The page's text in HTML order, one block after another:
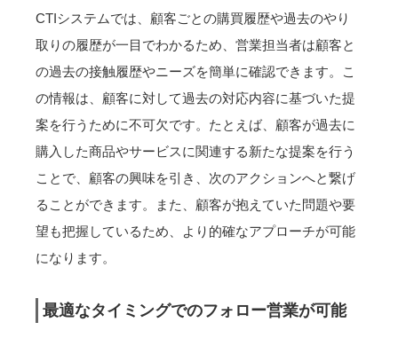
CTIシステムでは、顧客ごとの購買履歴や過去のやり
取りの履歴が一目でわかるため、営業担当者は顧客と
の過去の接触履歴やニーズを簡単に確認できます。こ
の情報は、顧客に対して過去の対応内容に基づいた提
案を行うために不可欠です。たとえば、顧客が過去に
購入した商品やサービスに関連する新たな提案を行う
ことで、顧客の興味を引き、次のアクションへと繋げ
ることができます。また、顧客が抱えていた問題や要
望も把握しているため、より的確なアプローチが可能
になります。
最適なタイミングでのフォロー営業が可能